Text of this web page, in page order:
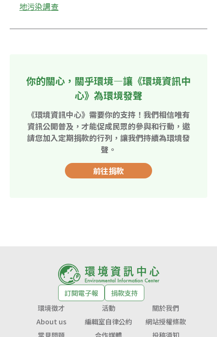
地污染調查
你的關心，關乎環境—讓《環境資訊中
心》為環境發聲
《環境資訊中心》需要你的支持！我們相信唯有
資訊公開普及，才能促成民眾的參與和行動，邀
請您加入定期捐款的行列，讓我們持續為環境發
聲。
前往捐款
訂閱電子報
捐款支持
環境徵才
活動
關於我們
About us
編輯室自律公約
網站授權條款